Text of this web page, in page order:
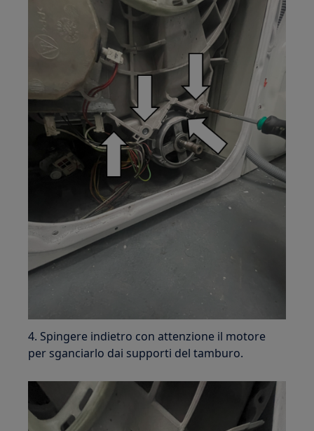
4. Spingere indietro con attenzione il motore
per sganciarlo dai supporti del tamburo.